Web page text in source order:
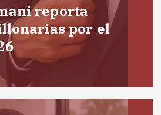
reporta
por el